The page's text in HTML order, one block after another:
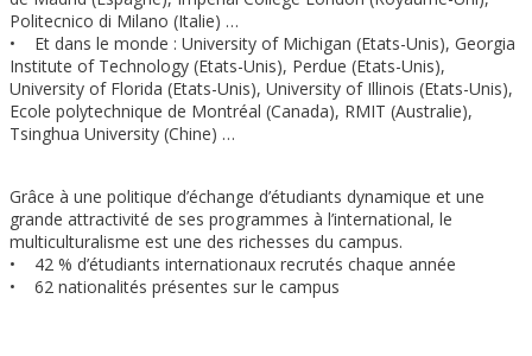
Politecnico di Milano (Italie) …
• Et dans le monde : University of Michigan (Etats-Unis), Georgia
Institute of Technology (Etats-Unis), Perdue (Etats-Unis),
University of Florida (Etats-Unis), University of Illinois (Etats-Unis),
Ecole polytechnique de Montréal (Canada), RMIT (Australie),
Tsinghua University (Chine) …
Grâce à une politique d’échange d’étudiants dynamique et une
grande attractivité de ses programmes à l’international, le
multiculturalisme est une des richesses du campus.
• 42 % d’étudiants internationaux recrutés chaque année
• 62 nationalités présentes sur le campus